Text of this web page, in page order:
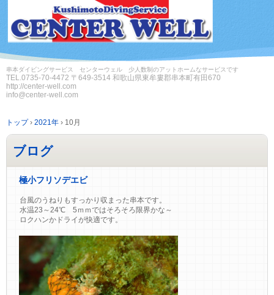
串本ダイビングサービス センターウェル 少人数制のアットホームなサービスです
TEL.0735-70-4472 〒649-3514 和歌山県東牟婁郡串本町有田670
http://center-well.com
info@center-well.com
トップ› 2021年 › 10月
ブログ
極小フリソデエビ
台風のうねりもすっかり収まった串本です。
水温23～24℃ 5ｍｍではそろそろ限界かな～
ロクハンかドライが快適です。